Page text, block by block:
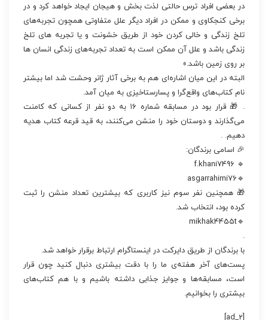
در بعضی افراد ترس حالتی لذت بخش و هیجان ایجاد خواهد کرد و در
برخی کنجکاوی و ممکن در افراد دیگر علل متفاوتی همچون تجربه‌های
تلخ زندگی و خالی کردن خود از طریق خشونت و یا تجربه های تلخ
زندگی باشد و علل آن ممکن است به تعداد تجربه‌های زندگی انسان ها
بر روی زمین باشد.»
البته در این میان اشاره‌ای هم به برخی آثار ژانر وحشت شد اما بیشتر
نام کتاب‌های واقع‌گرا و پسارستاخیزی به میان آمد.
. 🎁 قرار بود در مسابقه شماره ۱۶ به دو نفر از کسانی که کامنت
می‌گذارند و دوستان خود را منشن می‌کنند، به قید قرعه کتاب هدیه
دهیم. .
🎉 اسامی برندگان:
🔹 f.khani7496
🔹asgarrahimi76
🎁 همچنین نفر سوم نیز کاربری که بیشترین تعداد منشن را ثبت
کرده بود، انتخاب شد.
🔹mikhak4455t
.
با برندگان از طریق دایرکت در اینستاگرام ارتباط برقرار خواهد شد.
پست‌های آخر هفته‌ی ما را با دقت بیشتری دنبال کنید چون قرار
است، مسابقه‌ها و جوایز جذابی داشته باشیم و با هم کتاب‌های
بیشتری را بخوانیم.